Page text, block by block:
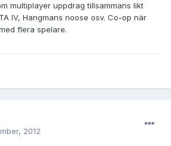
multiplayer uppdrag tillsammans likt
IV, Hangmans noose osv. Co-op när
flera spelare.
2012